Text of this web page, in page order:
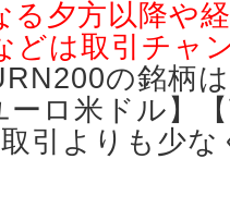
る夕方以降や
どは取引チャ
の銘柄
ーロ米ドル】
引よりも少